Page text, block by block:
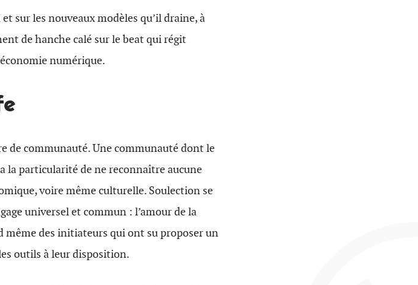
sur les nouveaux modèles qu’il draine, à
de hanche calé sur le beat qui régit
numérique.
de communauté. Une communauté dont le
la particularité de ne reconnaître aucune
voire même culturelle. Soulection se
universel et commun : l’amour de la
même des initiateurs qui ont su proposer un
outils à leur disposition.